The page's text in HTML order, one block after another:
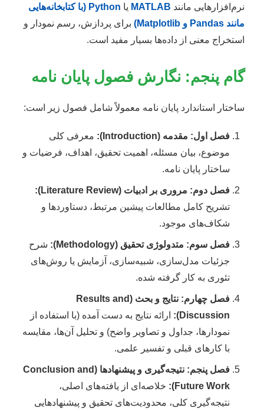
نرم‌افزارهایی مانند MATLAB یا
Python (با کتابخانه‌هایی
مانند Pandas و Matplotlib)
برای پردازش، رسم نمودار و
استخراج معنی از داده‌ها بسیار مفید است.
گام پنجم: نگارش فصول پایان نامه
ساختار استاندارد پایان نامه معمولاً شامل فصول زیر است:
فصل اول: مقدمه (Introduction):
معرفی کلی
موضوع، بیان مسئله، اهمیت تحقیق، اهداف، فرضیات و
ساختار پایان نامه.
فصل دوم: مروری بر ادبیات (Literature Review):
تشریح کامل مطالعات پیشین مرتبط، دستاوردها و
شکاف‌های موجود.
فصل سوم: متدولوژی تحقیق (Methodology):
شرح
جزئیات مدل‌سازی، شبیه‌سازی، آزمایش یا روش‌های
تئوری به کار گرفته شده.
فصل چهارم: نتایج و بحث (Results and
Discussion):
ارائه نتایج به دست آمده (با استفاده از
نمودارها، جداول و تصاویر واضح) و تحلیل آن‌ها، مقایسه
با کارهای قبلی و تفسیر علمی.
فصل پنجم: نتیجه‌گیری و پیشنهادها (Conclusion and
Future Work):
خلاصه‌ای از یافته‌های اصلی،
نتیجه‌گیری کلی، محدودیت‌های تحقیق و پیشنهادهایی